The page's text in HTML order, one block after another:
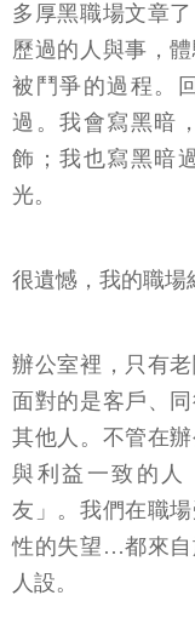
多厚黑職場文章
歷過的人與事，
被鬥爭的過程。
過。我會寫黑暗
飾；我也寫黑暗
光。
很遺憾，我的職場
辦公室裡，只有
面對的是客戶、
其他人。不管在
與利益一致的人
友」。我們在職
性的失望…都來自
人設。